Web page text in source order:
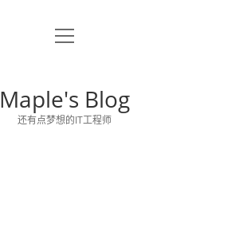
关于博主
o
m
e
n
Maple's Blog
还有点梦想的IT工程师